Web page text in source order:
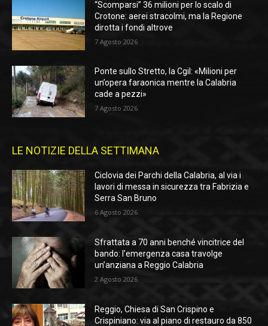
“Scomparsi” 36 milioni per lo scalo di
Crotone: aerei stracolmi, ma la Regione
dirotta i fondi altrove
7 Agosto 2026
Ponte sullo Stretto, la Cgil: «Milioni per
un’opera faraonica mentre la Calabria
cade a pezzi»
7 Agosto 2026
LE NOTIZIE DELLA SETTIMANA
Ciclovia dei Parchi della Calabria, al via i
lavori di messa in sicurezza tra Fabrizia e
Serra San Bruno
6 Agosto 2026
Sfrattata a 70 anni benché vincitrice del
bando: l’emergenza casa travolge
un’anziana a Reggio Calabria
2 Agosto 2026
Reggio, Chiesa di San Crispino e
Crispiniano: via al piano di restauro da 850